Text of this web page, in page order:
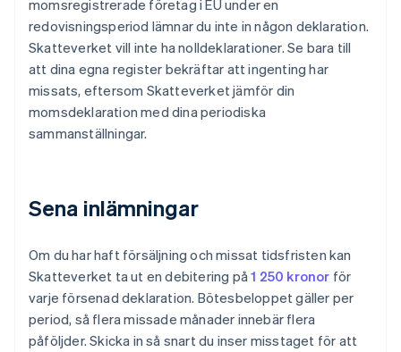
momsregistrerade företag i EU under en
redovisningsperiod lämnar du inte in någon deklaration.
Skatteverket vill inte ha nolldeklarationer. Se bara till
att dina egna register bekräftar att ingenting har
missats, eftersom Skatteverket jämför din
momsdeklaration med dina periodiska
sammanställningar.
Sena inlämningar
Om du har haft försäljning och missat tidsfristen kan
Skatteverket ta ut en debitering på1 250 kronor för
varje försenad deklaration. Bötesbeloppet gäller per
period, så flera missade månader innebär flera
påföljder. Skicka in så snart du inser misstaget för att